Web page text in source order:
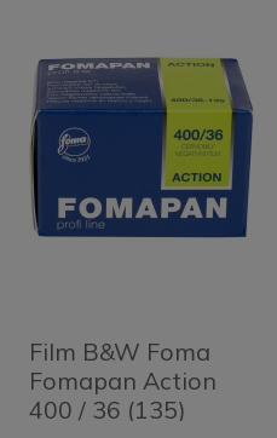
Film B&W Foma
Fomapan Action
400 / 36 (135)